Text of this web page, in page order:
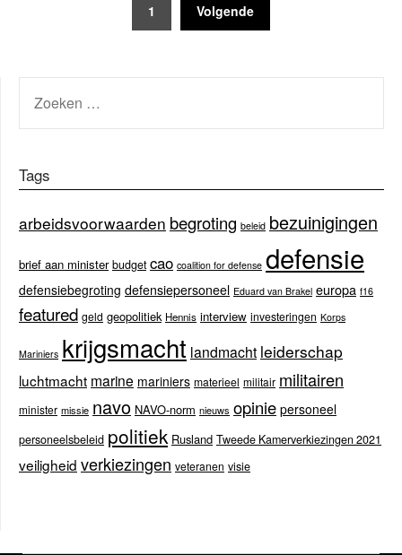
1 Volgende
NAAR:
Tags
arbeidsvoorwaarden begroting beleid bezuinigingen
brief aan minister budget cao coalition for defense defensie
defensiebegroting defensiepersoneel Eduard van Brakel europa f16
featured geld geopolitiek Hennis interview investeringen Korps
Mariniers krijgsmacht landmacht leiderschap
luchtmacht marine mariniers materieel militair militairen
minister missie navo NAVO-norm nieuws opinie personeel
personeelsbeleid politiek Rusland Tweede Kamerverkiezingen 2021
veiligheid verkiezingen veteranen visie